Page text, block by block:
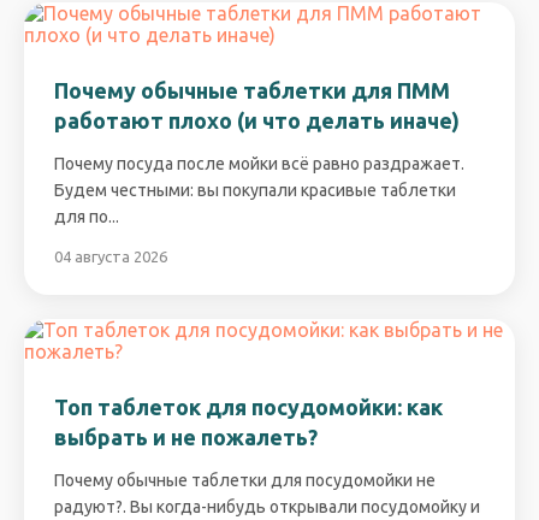
Почему обычные таблетки для ПММ
работают плохо (и что делать иначе)
Почему посуда после мойки всё равно раздражает.
Будем честными: вы покупали красивые таблетки
для по...
04 августа 2026
Топ таблеток для посудомойки: как
выбрать и не пожалеть?
Почему обычные таблетки для посудомойки не
радуют?. Вы когда-нибудь открывали посудомойку и